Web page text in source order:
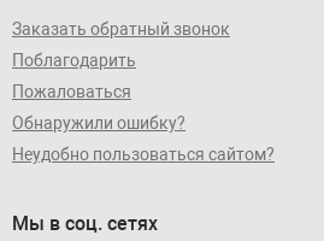
Заказать обратный звонок
Поблагодарить
Пожаловаться
Обнаружили ошибку?
Неудобно пользоваться сайтом?
Мы в соц. сетях